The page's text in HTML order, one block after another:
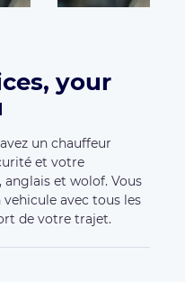
your
un chauffeur
et votre
anglais et wolof. Vous
avec tous les
de votre trajet.